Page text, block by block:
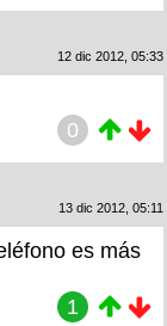
12 dic 2012, 05:33
0
13 dic 2012, 05:11
es más
1